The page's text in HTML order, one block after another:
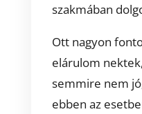
szakmában
Ott nagyon
elárulom
semmire nem
ebben az